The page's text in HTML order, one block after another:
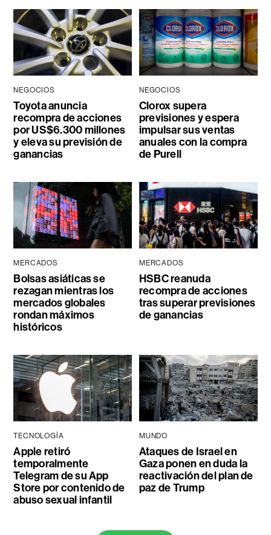
NEGOCIOS
Toyota anuncia
recompra de acciones
por US$6.300 millones
y eleva su previsión de
ganancias
NEGOCIOS
Clorox supera
previsiones y espera
impulsar sus ventas
anuales con la compra
de Purell
MERCADOS
Bolsas asiáticas se
rezagan mientras los
mercados globales
rondan máximos
históricos
MERCADOS
HSBC reanuda
recompra de acciones
tras superar previsiones
de ganancias
TECNOLOGÍA
Apple retiró
temporalmente
Telegram de su App
Store por contenido de
abuso sexual infantil
MUNDO
Ataques de Israel en
Gaza ponen en duda la
reactivación del plan de
paz de Trump